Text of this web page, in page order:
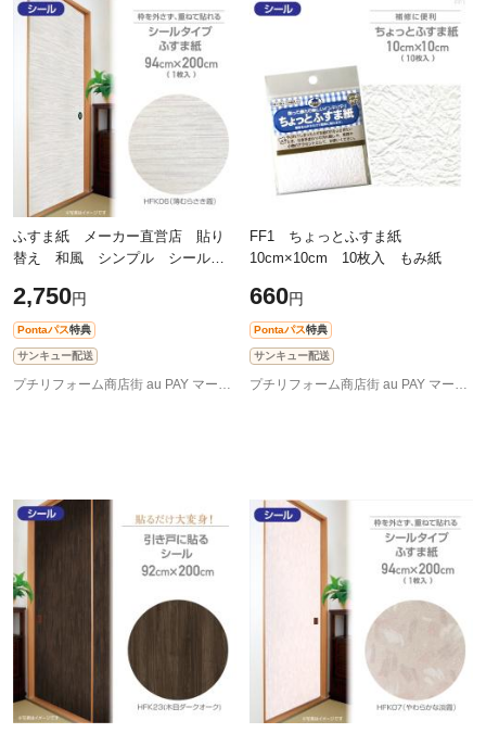
ふすま紙 メーカー直営店 貼り
替え 和風 シンプル シール
94cm×200cm×1枚入り 薄むらさ
き霞 HFK0
2,750円
Pontaパス特典
サンキュー配送
プチリフォーム商店街 au PAY マーケット店
FF1 ちょっとふすま紙
10cm×10cm 10枚入 もみ紙
660円
Pontaパス特典
サンキュー配送
プチリフォーム商店街 au PAY マーケット店